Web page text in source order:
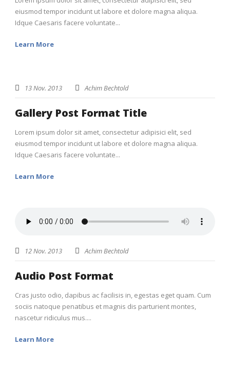
eiusmod tempor incidunt ut labore et dolore magna aliqua.
Idque Caesaris facere voluntate...
Learn More
13 Nov. 2013 Achim Bechtold
Gallery Post Format Title
Lorem ipsum dolor sit amet, consectetur adipisici elit, sed
eiusmod tempor incidunt ut labore et dolore magna aliqua.
Idque Caesaris facere voluntate...
Learn More
12 Nov. 2013 Achim Bechtold
Audio Post Format
Cras justo odio, dapibus ac facilisis in, egestas eget quam. Cum
sociis natoque penatibus et magnis dis parturient montes,
nascetur ridiculus mus....
Learn More